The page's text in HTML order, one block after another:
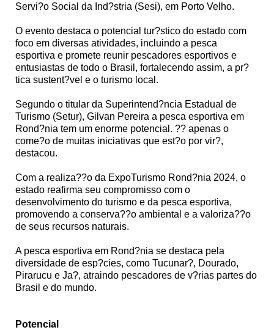
Servi?o Social da Ind?stria (Sesi), em Porto Velho.
O evento destaca o potencial tur?stico do estado com
foco em diversas atividades, incluindo a pesca
esportiva e promete reunir pescadores esportivos e
entusiastas de todo o Brasil, fortalecendo assim, a pr?
tica sustent?vel e o turismo local.
Segundo o titular da Superintend?ncia Estadual de
Turismo (Setur), Gilvan Pereira a pesca esportiva em
Rond?nia tem um enorme potencial. ?? apenas o
come?o de muitas iniciativas que est?o por vir?,
destacou.
Com a realiza??o da ExpoTurismo Rond?nia 2024, o
estado reafirma seu compromisso com o
desenvolvimento do turismo e da pesca esportiva,
promovendo a conserva??o ambiental e a valoriza??o
de seus recursos naturais.
A pesca esportiva em Rond?nia se destaca pela
diversidade de esp?cies, como Tucunar?, Dourado,
Pirarucu e Ja?, atraindo pescadores de v?rias partes do
Brasil e do mundo.
Potencial